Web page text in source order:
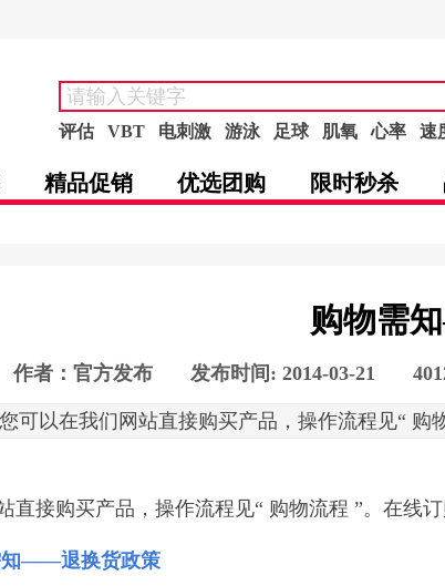
评估 VBT 电刺激 游泳 足球 肌氧 心率 速
精品促销 优选团购 限时秒杀
购物需
作者： 官方发布 发布时间: 2014-03-21
可以在我们网站直接购买产品，操作流程见“
直接购买产品，操作流程见“ 购物流程 ”。在线
知——退换货政策